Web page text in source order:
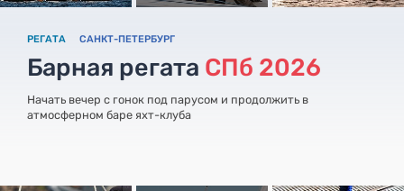
РЕГАТА САНКТ-ПЕТЕРБУРГ
Барная регата СПб 2026
Начать вечер с гонок под парусом и продолжить в
атмосферном баре яхт-клуба